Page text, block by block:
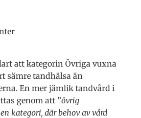
att kategorin Övriga vuxna
sämre tandhälsa än
En mer jämlik tandvård i
genom att ”övrig
kategori, där behov av vård